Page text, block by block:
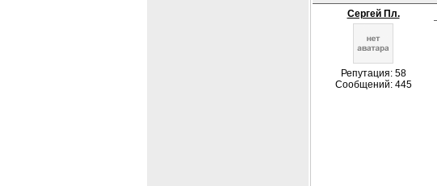
Сергей Пл.
Репутация: 58
Сообщений: 445